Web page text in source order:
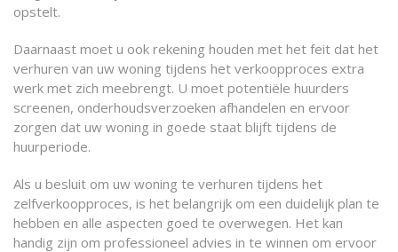
opstelt.
Daarnaast moet u ook rekening houden met het feit dat het
verhuren van uw woning tijdens het verkoopproces extra
werk met zich meebrengt. U moet potentiële huurders
screenen, onderhoudsverzoeken afhandelen en ervoor
zorgen dat uw woning in goede staat blijft tijdens de
huurperiode.
Als u besluit om uw woning te verhuren tijdens het
zelfverkoopproces, is het belangrijk om een duidelijk plan te
hebben en alle aspecten goed te overwegen. Het kan
handig zijn om professioneel advies in te winnen om ervoor